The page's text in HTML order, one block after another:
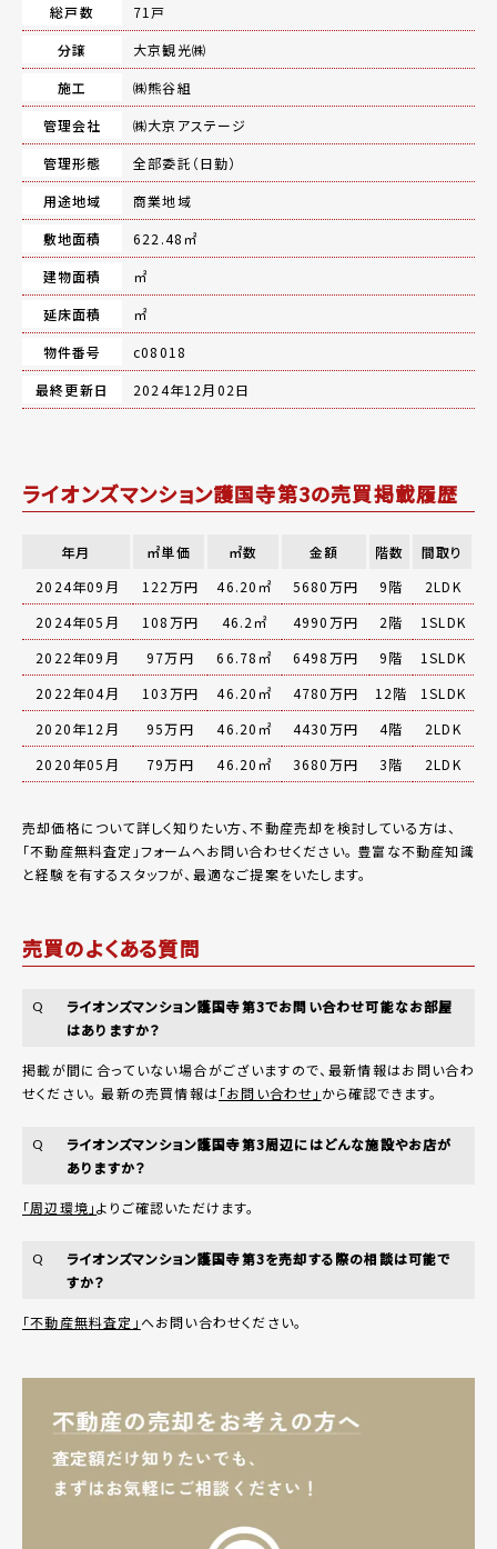
総戸数
71戸
分譲
大京観光㈱
施工
㈱熊谷組
管理会社
㈱大京アステージ
管理形態
全部委託（日勤）
用途地域
商業地域
敷地面積
622.48㎡
建物面積
㎡
延床面積
㎡
物件番号
c08018
最終更新日
2024年12月02日
ライオンズマンション護国寺第3の売買掲載履歴
年月 ㎡単価 ㎡数 金額 階数
間取り
2024年09月
122万円 46.20㎡ 5680万円 9階
2LDK
2024年05月
108万円 46.2㎡ 4990万円 2階
1SLDK
2022年09月
97万円 66.78㎡ 6498万円 9階
1SLDK
2022年04月
103万円 46.20㎡ 4780万円 12階
1SLDK
2020年12月
95万円 46.20㎡ 4430万円 4階
2LDK
2020年05月
79万円 46.20㎡ 3680万円 3階 2LDK
売却価格について詳しく知りたい方、不動産売却を検討している方は、
「不動産無料査定 」フォームへお問い合わせください。 豊富な不動産知識
と経験を有するスタッフが、最適なご提案をいたします。
売買のよくある質問
Q
ライオンズマンション護国寺第3でお問い合わせ可能なお部屋
はありますか？
掲載が間に合っていない場合がございますので、最新情報はお問い合わ
せください。 最新の売買情報は「お問い合わせ」 から確認できます。
Q
ライオンズマンション護国寺第3周辺にはどんな施設やお店が
ありますか？
「周辺環境」よりご確認いただけます。
Q
ライオンズマンション護国寺第3を売却する際の相談は可能で
すか？
「不動産無料査定」へお問い合わせください。